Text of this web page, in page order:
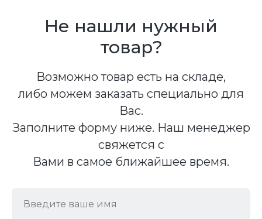
Не нашли нужный
товар?
Возможно товар есть на складе,
либо можем заказать специально для
Вас.
Заполните форму ниже. Наш менеджер
свяжется с
Вами в самое ближайшее время.